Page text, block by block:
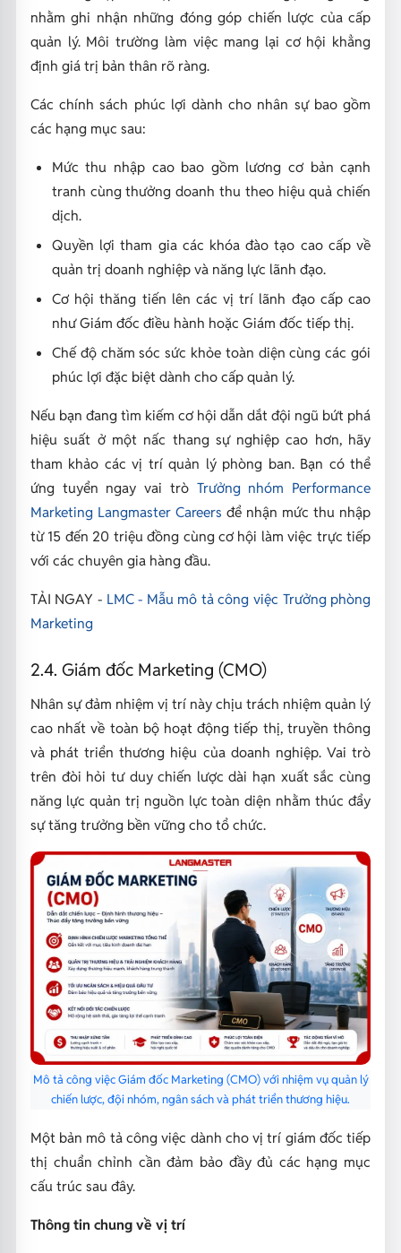
nhằm ghi nhận những đóng góp chiến lược của cấp
quản lý. Môi trường làm việc mang lại cơ hội khẳng
định giá trị bản thân rõ ràng.
Các chính sách phúc lợi dành cho nhân sự bao gồm
các hạng mục sau:
Mức thu nhập cao bao gồm lương cơ bản cạnh
tranh cùng thưởng doanh thu theo hiệu quả chiến
dịch.
Quyền lợi tham gia các khóa đào tạo cao cấp về
quản trị doanh nghiệp và năng lực lãnh đạo.
Cơ hội thăng tiến lên các vị trí lãnh đạo cấp cao
như Giám đốc điều hành hoặc Giám đốc tiếp thị.
Chế độ chăm sóc sức khỏe toàn diện cùng các gói
phúc lợi đặc biệt dành cho cấp quản lý.
Nếu bạn đang tìm kiếm cơ hội dẫn dắt đội ngũ bứt phá
hiệu suất ở một nấc thang sự nghiệp cao hơn, hãy
tham khảo các vị trí quản lý phòng ban. Bạn có thể
ứng tuyển ngay vai trò Trưởng nhóm Performance
Marketing Langmaster Careers để nhận mức thu nhập
từ 15 đến 20 triệu đồng cùng cơ hội làm việc trực tiếp
với các chuyên gia hàng đầu.
TẢI NGAY - LMC - Mẫu mô tả công việc Trưởng phòng
Marketing
2.4. Giám đốc Marketing (CMO)
Nhân sự đảm nhiệm vị trí này chịu trách nhiệm quản lý
cao nhất về toàn bộ hoạt động tiếp thị, truyền thông
và phát triển thương hiệu của doanh nghiệp. Vai trò
trên đòi hỏi tư duy chiến lược dài hạn xuất sắc cùng
năng lực quản trị nguồn lực toàn diện nhằm thúc đẩy
sự tăng trưởng bền vững cho tổ chức.
Mô tả công việc Giám đốc Marketing (CMO) với nhiệm vụ quản lý
chiến lược, đội nhóm, ngân sách và phát triển thương hiệu.
Một bản mô tả công việc dành cho vị trí giám đốc tiếp
thị chuẩn chỉnh cần đảm bảo đầy đủ các hạng mục
cấu trúc sau đây.
Thông tin chung về vị trí